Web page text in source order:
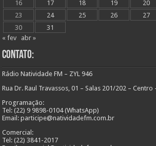
16
17 18 19 20
23
24 25 26 27
30
31
« fev
abr »
Contato:
Rádio Natividade FM – ZYL 946
Rua Dr. Raul Travassos, 01 – Salas 201/202 – Centro
Programação:
Tel: (22) 9 9898-0104 (WhatsApp)
Email: participe@natividadefm.com.br
Comercial:
Tel: (22) 3841-2017